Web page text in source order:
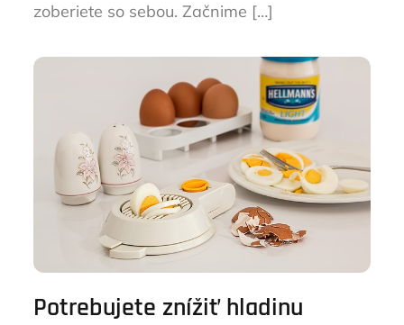
zoberiete so sebou. Začnime […]
Potrebujete znížiť hladinu